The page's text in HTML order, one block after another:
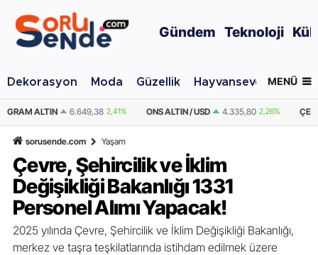
Gündem Teknoloji
Dekorasyon Moda Güzellik Hayvansever MENÜ
2,41% ONS ALTIN / USD 4.335,80 2,26% ÇEYREK ALTIN 10.871,73
sorusende.com Yaşam
Çevre, Şehircilik ve İklim
Değişikliği Bakanlığı 1331
Personel Alımı Yapacak!
2025 yılında Çevre, Şehircilik ve İklim Değişikliği Bakanlığı,
merkez ve taşra teşkilatlarında istihdam edilmek üzere